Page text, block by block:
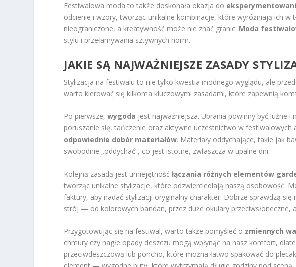
Festiwalowa moda to także doskonała okazja do
odcienie i wzory, tworząc unikalne kombinacje, które wyróżniają ich w
nieograniczone, a kreatywność może nie znać granic. Moda
stylu i przełamywania sztywnych norm.
JAKIE SĄ NAJWAŻNIEJSZE ZASADY
Stylizacja na festiwalu to nie tylko kwestia modnego wyglądu, ale
warto kierować się kilkoma kluczowymi zasadami, które zapewnią
Po pierwsze,wygoda jest najważniejsza. Ubrania powinny być luźne
poruszanie się, tańczenie oraz aktywne uczestnictwo w
odpowiednie dobór materiałów. Materiały oddychające, takie jak
swobodnie „oddychać”, co jest istotne, zwłaszcza w upalne dni.
Kolejną zasadą jest umiejętnośćłączania różnych elementów
tworząc unikalne stylizacje, które odzwierciedlają naszą osobowość.
faktury, aby nadać stylizacji oryginalny charakter. Dobrze sprawdzą
strój — od kolorowych bandan, przez duże okulary przeciwsłoneczne,
Przygotowując się na festiwal, warto także pomyśleć o zmiennych
chmury czy nagłe opady deszczu mogą wpłynąć na nasz komfort,
przeciwdeszczową lub poncho, które można łatwo spakować do